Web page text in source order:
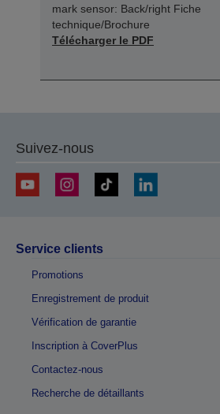
mark sensor: Back/right Fiche
technique/Brochure
Télécharger le PDF
Suivez-nous
Service clients
Promotions
Enregistrement de produit
Vérification de garantie
Inscription à CoverPlus
Contactez-nous
Recherche de détaillants